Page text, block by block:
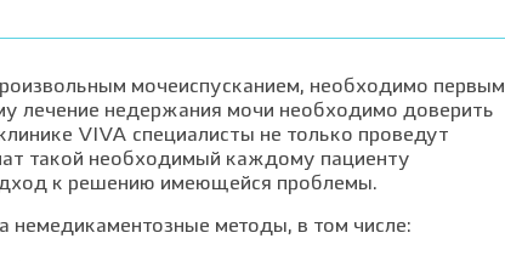
мочеиспусканием, необходимо первым
лечение недержания мочи необходимо доверить
VIVA специалисты не только проведут
такой необходимый каждому пациенту
к решению имеющейся проблемы.
немедикаментозные методы, в том числе: